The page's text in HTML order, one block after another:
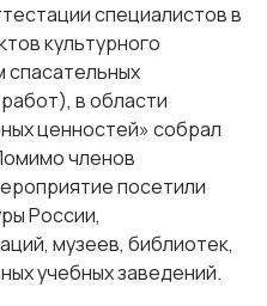
специалистов в
культурного
спасательных
в области
ценностей» собрал
членов
посетили
России,
музеев, библиотек,
учебных заведений.